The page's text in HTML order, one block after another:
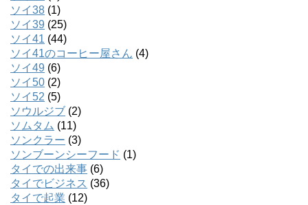
ソイ38 (1)
ソイ39 (25)
ソイ41 (44)
ソイ41のコーヒー屋さん (4)
ソイ49 (6)
ソイ50 (2)
ソイ52 (5)
ソウルジブ (2)
ソムタム (11)
ソンクラー (3)
ソンブーンシーフード (1)
タイでの出来事 (6)
タイでビジネス (36)
タイで起業 (12)